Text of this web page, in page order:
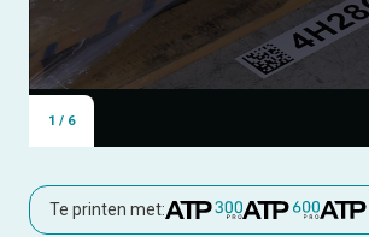
1 / 6
Te printen met: